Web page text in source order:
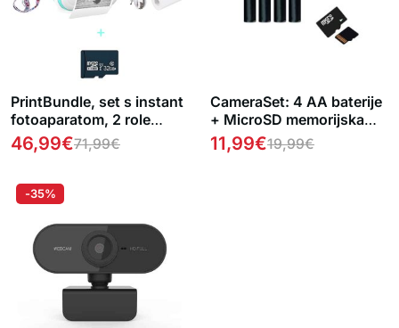
PrintBundle, set s instant
fotoaparatom, 2 role
papira, USB kabelom,
ručnom trakom i Micro SD
46,99€71,99€
CameraSet: 4 AA baterije
+ MicroSD memorijska
kartica 32 GB za HD
kameru
11,99€19,99€
-35%